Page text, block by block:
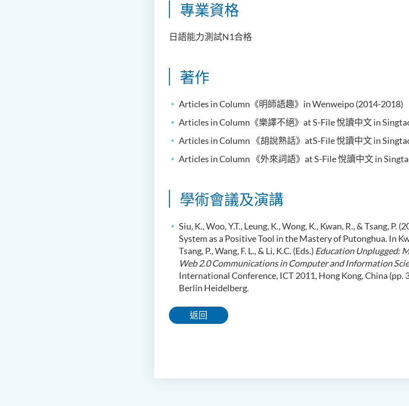
專業資格
日語能力測試N1合格
著作
Articles in Column 《明師語趣》in Wenweipo (2014-2018)
Articles in Column《樂譯不絕》at S-File 悅讀中文 in
Articles in Column 《胡說熟話》atS-File 悅讀中文 in
Articles in Column 《外來詞語》at S-File 悅讀中文 in
學術會議及演講
Siu, K., Woo, Y.T., Leung, K., Wong, K., Kwan, R., & Tsang, P.
System as a Positive Tool in the Mastery of Putonghua. In
Tsang, P., Wang, F. L., & Li, K.C. (Eds.) Education Unplugged:
Web 2.0 Communications in Computer and Information
International Conference, ICT 2011, Hong Kong, China (pp.
Berlin Heidelberg.
返回